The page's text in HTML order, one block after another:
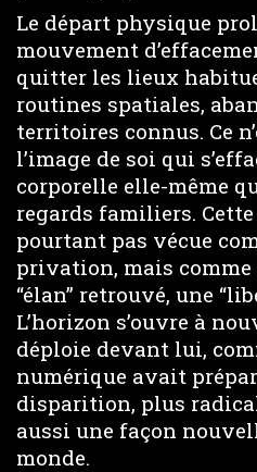
Le départ physique
mouvement
quitter les lieux
routines spatiales,
territoires connus. Ce
l’image de soi qui
corporelle elle-même
regards familiers.
pourtant pas vécue
privation, mais
“élan” retrouvé, une
L’horizon s’ouvre à
déploie devant lui,
numérique avait
disparition, plus
aussi une façon
monde.